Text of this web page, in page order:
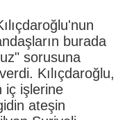
burada
sorusuna
Kılıçdaroğlu,
iç işlerine
ateşin